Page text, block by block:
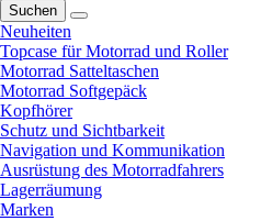
Suchen
Neuheiten
Topcase für Motorrad und Roller
Motorrad Satteltaschen
Motorrad Softgepäck
Kopfhörer
Schutz und Sichtbarkeit
Navigation und Kommunikation
Ausrüstung des Motorradfahrers
Lagerräumung
Marken